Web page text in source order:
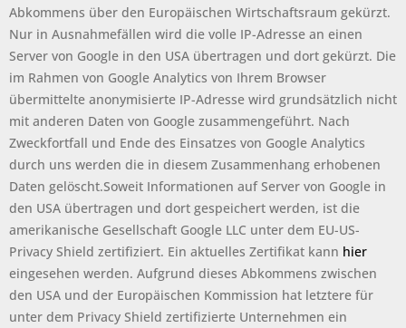
Abkommens über den Europäischen Wirtschaftsraum gekürzt.
Nur in Ausnahmefällen wird die volle IP-Adresse an einen
Server von Google in den USA übertragen und dort gekürzt. Die
im Rahmen von Google Analytics von Ihrem Browser
übermittelte anonymisierte IP-Adresse wird grundsätzlich nicht
mit anderen Daten von Google zusammengeführt. Nach
Zweckfortfall und Ende des Einsatzes von Google Analytics
durch uns werden die in diesem Zusammenhang erhobenen
Daten gelöscht.Soweit Informationen auf Server von Google in
den USA übertragen und dort gespeichert werden, ist die
amerikanische Gesellschaft Google LLC unter dem EU-US-
Privacy Shield zertifiziert. Ein aktuelles Zertifikat kann hier
eingesehen werden. Aufgrund dieses Abkommens zwischen
den USA und der Europäischen Kommission hat letztere für
unter dem Privacy Shield zertifizierte Unternehmen ein